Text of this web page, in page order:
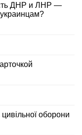
ДНР и ЛНР —
оборони